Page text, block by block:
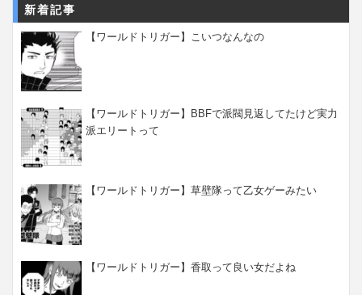
新着記事
【ワールドトリガー】こいつなんなの
【ワールドトリガー】BBFで派閥見返してたけど実力
派エリートって
【ワールドトリガー】草壁隊って乙女ゲーみたい
【ワールドトリガー】香取って良い女だよね